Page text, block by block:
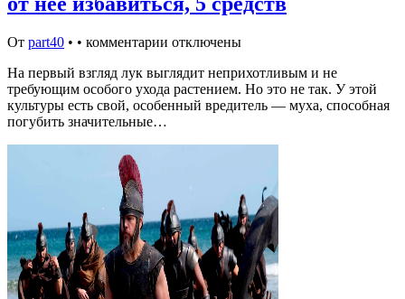
От part40 • • комментарии отключены
На первый взгляд лук выглядит неприхотливым и не
требующим особого ухода растением. Но это не так. У этой
культуры есть свой, особенный вредитель — муха, способная
погубить значительные…